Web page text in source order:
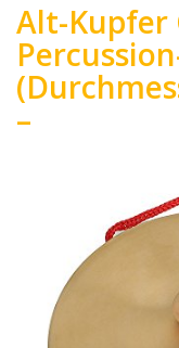
Alt-Kupfer
–